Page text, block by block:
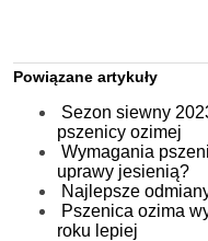
Powiązane artykuły
Sezon siewny
pszenicy ozimej
Wymagania
uprawy jesienią?
Najlepsze
Pszenica ozima
roku lepiej